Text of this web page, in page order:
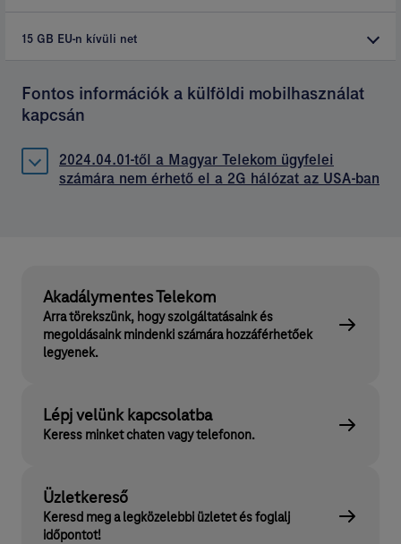
15 GB EU-n kívüli net
Fontos információk a külföldi mobilhasználat
kapcsán
2024.04.01-től a Magyar Telekom ügyfelei
számára nem érhető el a 2G hálózat az USA-ban
Akadálymentes Telekom
Arra törekszünk, hogy szolgáltatásaink és
megoldásaink mindenki számára hozzáférhetőek
legyenek.
Lépj velünk kapcsolatba
Keress minket chaten vagy telefonon.
Üzletkereső
Keresd meg a legközelebbi üzletet és foglalj
időpontot!